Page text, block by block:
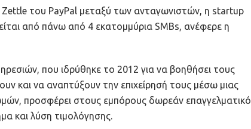
του PayPal μεταξύ των ανταγωνιστών, η startup
από πάνω από 4 εκατομμύρια SMBs, ανέφερε η
που ιδρύθηκε το 2012 για να βοηθήσει τους
και να αναπτύξουν την επιχείρησή τους μέσω μιας
προσφέρει στους εμπόρους δωρεάν επαγγελματικό
και λύση τιμολόγησης.